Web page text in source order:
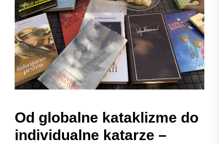
Od globalne kataklizme do
individualne katarze –